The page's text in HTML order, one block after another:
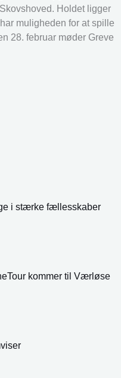
Holdet ligger
muligheden for at spille
28. februar møder Greve
i stærke fællesskaber
kommer til Værløse